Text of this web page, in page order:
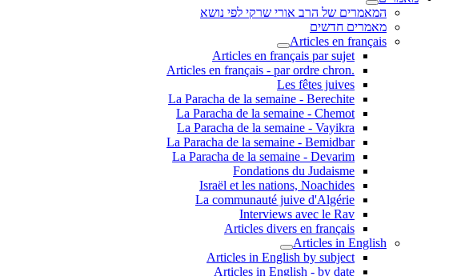
המאמרים של הרב אורי שרקי לפי נושא
מאמרים חדשים
Articles en français
Articles en français par sujet
.Articles en français - par ordre chron
Les fêtes juives
La Paracha de la semaine - Berechite
La Paracha de la semaine - Chemot
La Paracha de la semaine - Vayikra
La Paracha de la semaine - Bemidbar
La Paracha de la semaine - Devarim
Fondations du Judaisme
Israël et les nations, Noachides
La communauté juive d'Algérie
Interviews avec le Rav
Articles divers en français
Articles in English
Articles in English by subject
Articles in English - by date